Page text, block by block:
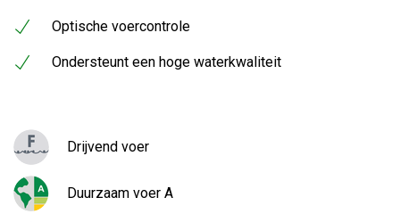
Optische voercontrole
Ondersteunt een hoge waterkwaliteit
Drijvend voer
Duurzaam voer A